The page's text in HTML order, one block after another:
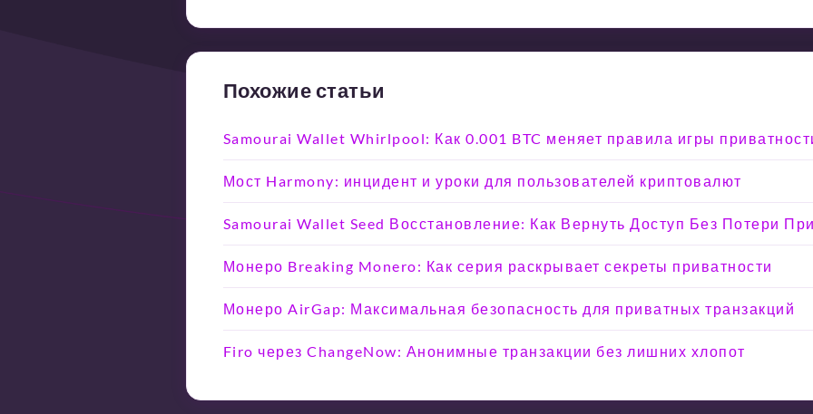
Похожие статьи
Samourai Wallet Whirlpool: Как 0.001 BTC меняет правила игры
Мост Harmony: инцидент и уроки для пользователей криптовалют
Samourai Wallet Seed Восстановление: Как Вернуть Доступ Без Потери
Монеро Breaking Monero: Как серия раскрывает секреты приватности
Монеро AirGap: Максимальная безопасность для приватных транзакций
Firo через ChangeNow: Анонимные транзакции без лишних хлопот